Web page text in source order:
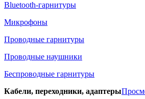
Bluetooth-гарнитуры
Микрофоны
Проводные гарнитуры
Проводные наушники
Беспроводные гарнитуры
Кабели, переходники, адаптеры